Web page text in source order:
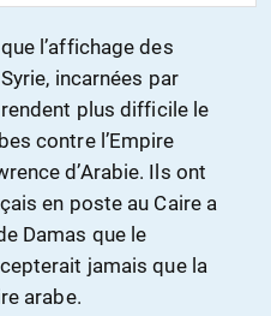
l’affichage des
incarnées par
plus difficile le
contre l’Empire
d’Arabie. Ils ont
en poste au Caire a
Damas que le
jamais que la
arabe.